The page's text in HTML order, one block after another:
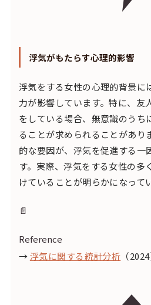
浮気がもたらす心理的影響
浮気をする女性の心理的背景に
力が影響しています。特に、友
をしている場合、無意識のうち
ることが求められることがあり
的な要因が、浮気を促進する一
す。実際、浮気をする女性の多
けていることが明らかになって
📄
Reference
→浮気に関する統計分析 （2024